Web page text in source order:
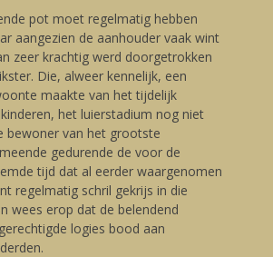
pot moet regelmatig hebben
aangezien de aanhouder vaak wint
zeer krachtig werd doorgetrokken
Die, alweer kennelijk, een
maakte van het tijdelijk
het luierstadium nog niet
bewoner van het grootste
gedurende de voor de
tijd dat al eerder waargenomen
regelmatig schril gekrijs in die
wees erop dat de belendend
logies bood aan